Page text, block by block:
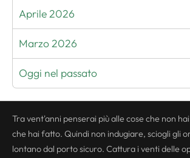
Aprile 2026
Marzo 2026
Oggi nel passato
Tra vent'anni penserai più alle cose che non
che hai fatto. Quindi non indugiare, sciogli gli
lontano dal porto sicuro. Cattura i venti delle